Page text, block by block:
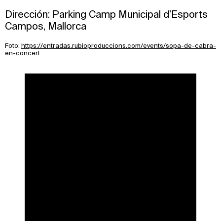
Dirección: Parking Camp Municipal d’Esports
Campos, Mallorca
Foto: https://entradas.rubioproduccions.com/events/sopa-de-cabra-
en-concert